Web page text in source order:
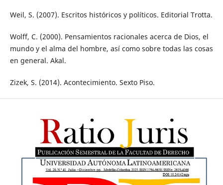
Weil, S. (2007). Escritos históricos y políticos. Editorial Trotta.
Wolff, C. (2000). Pensamientos racionales acerca de Dios, el
mundo y el alma del hombre, así como sobre todas las cosas
en general. Akal.
Zizek, S. (2014). Acontecimiento. Sexto Piso.